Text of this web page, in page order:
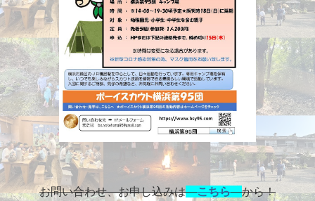
お問い合わせ、お申し込みは こちら から！